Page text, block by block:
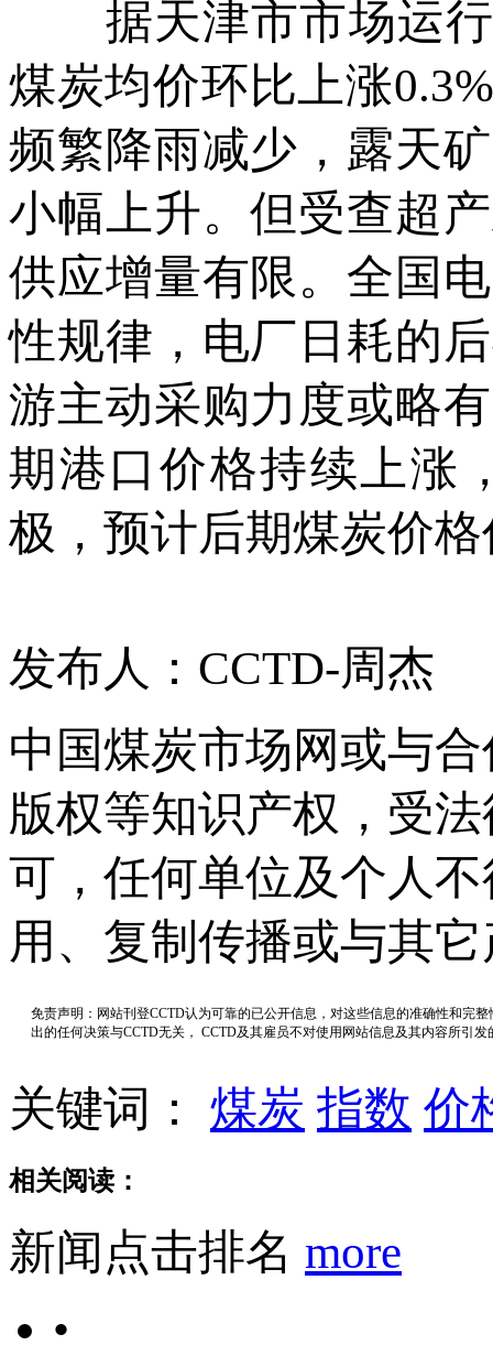
据天津市市场运行
煤炭均价环比上涨
频繁降雨减少，露天
小幅上升。但受查超
供应增量有限。全国
性规律，电厂日耗的
游主动采购力度或略
期港口价格持续上涨
极，预计后期煤炭价
发布人：CCTD-周杰
中国煤炭市场网或与
版权等知识产权，受
可，任何单位及个人
用、复制传播或与其
免责声明：网站刊登CCTD认为可靠的已公开信息，对这些信息的准确性和完
出的任何决策与CCTD无关， CCTD及其雇员不对使用网站信息及其内容所引
关键词： 煤炭 指数 价
相关阅读：
新闻点击排名 more
•